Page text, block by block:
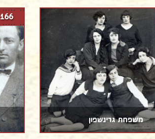
משפחת גרינשפון
166